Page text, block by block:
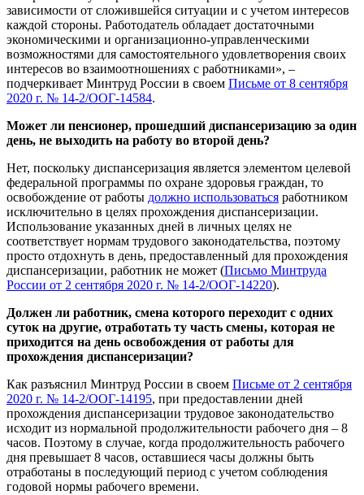
зависимости от сложившейся ситуации и с учетом интересов
каждой стороны. Работодатель обладает достаточными
экономическими и организационно-управленческими
возможностями для самостоятельного удовлетворения своих
интересов во взаимоотношениях с работниками», –
подчеркивает Минтруд России в своем Письме от 8 сентября
2020 г. № 14-2/ООГ-14584.
Может ли пенсионер, прошедший диспансеризацию за один
день, не выходить на работу во второй день?
Нет, поскольку диспансеризация является элементом целевой
федеральной программы по охране здоровья граждан, то
освобождение от работы должно использоваться работником
исключительно в целях прохождения диспансеризации.
Использование указанных дней в личных целях не
соответствует нормам трудового законодательства, поэтому
просто отдохнуть в день, предоставленный для прохождения
диспансеризации, работник не может (Письмо Минтруда
России от 2 сентября 2020 г. № 14-2/ООГ-14220).
Должен ли работник, смена которого переходит с одних
суток на другие, отработать ту часть смены, которая не
приходится на день освобождения от работы для
прохождения диспансеризации?
Как разъяснил Минтруд России в своем Письме от 2 сентября
2020 г. № 14-2/ООГ-14195, при предоставлении дней
прохождения диспансеризации трудовое законодательство
исходит из нормальной продолжительности рабочего дня – 8
часов. Поэтому в случае, когда продолжительность рабочего
дня превышает 8 часов, оставшиеся часы должны быть
отработаны в последующий период с учетом соблюдения
годовой нормы рабочего времени.